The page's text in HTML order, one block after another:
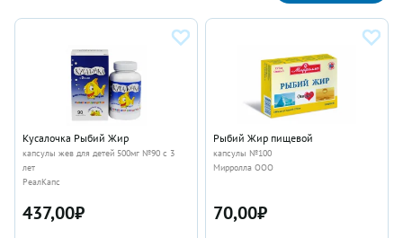
Кусалочка Рыбий Жир
капсулы жев для детей 500мг №90 с 3
лет
РеалКапс
437,00₽
Рыбий Жир пищевой
капсулы №100
Мирролла ООО
70,00₽